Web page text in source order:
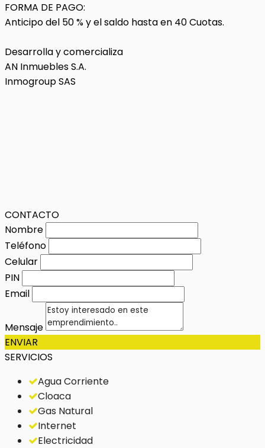
FORMA DE PAGO:
Anticipo del 50 % y el saldo hasta en 40 Cuotas.
Desarrolla y comercializa
AN Inmuebles S.A.
Inmogroup SAS
CONTACTO
Nombre
Teléfono
Celular
PIN
Email
Mensaje
ENVIAR
SERVICIOS
Agua Corriente
Cloaca
Gas Natural
Internet
Electricidad